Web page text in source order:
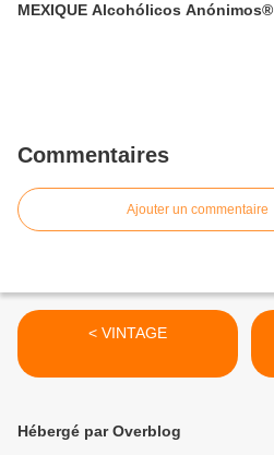
MEXIQUE Alcohólicos Anónimos®
Commentaires
Ajouter un commentaire
< VINTAGE
Hébergé par Overblog